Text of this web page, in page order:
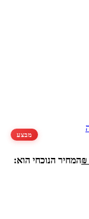
₪המחיר הנוכחי הוא:
מבצע